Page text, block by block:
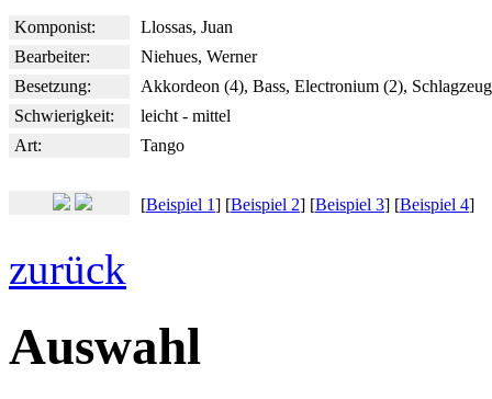
Komponist:
Llossas, Juan
Bearbeiter:
Niehues, Werner
Besetzung:
Akkordeon (4), Bass, Electronium (2), Schlagzeug
Schwierigkeit:
leicht - mittel
Art:
Tango
[Beispiel 1] [Beispiel 2] [Beispiel 3] [Beispiel 4]
zurück
Auswahl